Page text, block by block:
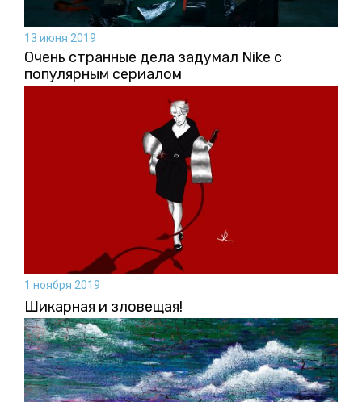
13 июня 2019
Очень странные дела задумал Nike с
популярным сериалом
1 ноября 2019
Шикарная и зловещая!